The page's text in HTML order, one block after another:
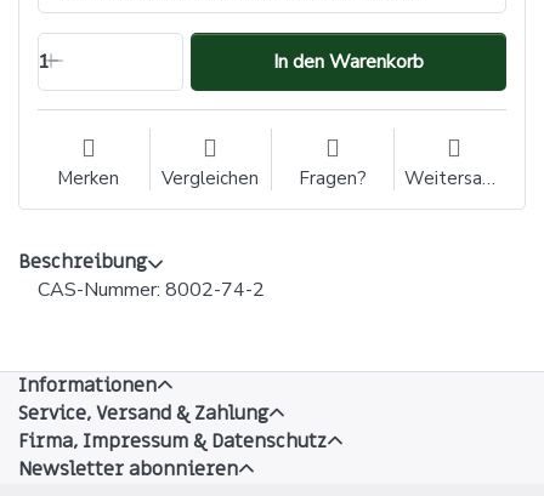
1 In den Warenkorb
Merken Vergleichen Fragen? Weitersagen
Beschreibung
CAS-Nummer: 8002-74-2
Informationen
Service, Versand & Zahlung
Firma, Impressum & Datenschutz
Newsletter abonnieren